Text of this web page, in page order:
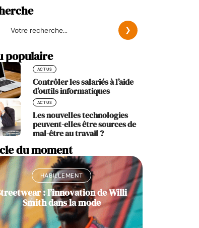
populaire
ACTUS
Contrôler les salariés à l’aide
d’outils informatiques
ACTUS
Les nouvelles technologies
peuvent-elles être sources de
mal-être au travail ?
du moment
HABILLEMENT
: l’innovation de Willi
Smith dans la mode